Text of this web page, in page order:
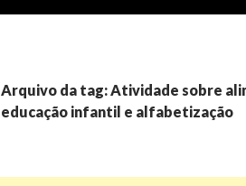
Arquivo da tag: Atividade sobre
educação infantil e alfabetização